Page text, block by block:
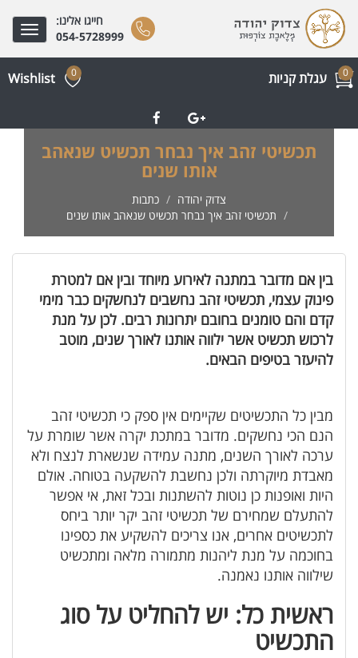
0 עגלת קניות 0
Wishlist
חייגו אלינו:
054-5728999
תכשיטי זהב איך נבחר תכשיט שנאהב
אותו שנים
צדוק יהודה
כתבות
תכשיטי זהב איך נבחר תכשיט שנאהב אותו שנים
בין אם מדובר במתנה לאירוע מיוחד ובין אם למטרת
פינוק עצמי, תכשיטי זהב נחשבים לנחשקים כבר מימי
קדם והם טומנים בחובם יתרונות רבים. לכן על מנת
לרכוש תכשיט אשר ילווה אותנו לאורך שנים, מוטב
להיעזר בטיפים הבאים.
מבין כל התכשיטים שקיימים אין ספק כי תכשיטי זהב
הנם הכי נחשקים. מדובר במתכת יקרה אשר שומרת על
ערכה לאורך השנים, מתנה עמידה שנשארת לנצח ולא
מאבדת מיוקרתה ולכן נחשבת להשקעה בטוחה. אולם
היות ואופנות כן נוטות להשתנות ובכל זאת, אי אפשר
להתעלם שמחירם של תכשיטי זהב יקר יותר ביחס
לתכשיטים אחרים, אנו צריכים להשקיע את כספינו
בחוכמה על מנת ליהנות מתמורה מלאה ומתכשיט
שילווה אותנו נאמנה.
ראשית כל: יש להחליט על סוג
התכשיט